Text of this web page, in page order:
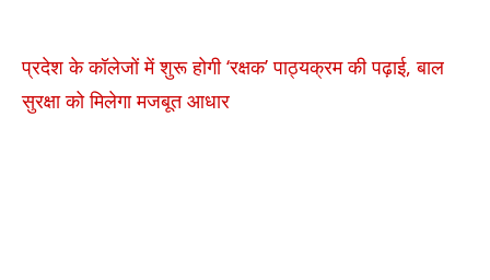
प्रदेश के कॉलेजों में शुरू होगी ‘रक्षक’ पाठ्यक्रम की पढ़ाई, बाल
सुरक्षा को मिलेगा मजबूत आधार